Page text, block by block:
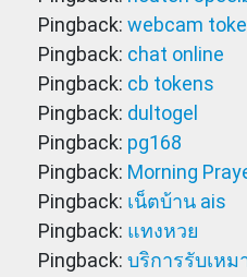
Pingback: webcam
Pingback: chat online
Pingback: cb tokens
Pingback: dultogel
Pingback: pg168
Pingback: Morning
Pingback: เน็ตบ้าน ais
Pingback: แทงหวย
Pingback: บริการรับเหม